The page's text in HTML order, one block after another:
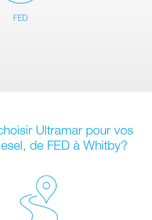
FED
Ultramar pour vos
de FED à Whitby?